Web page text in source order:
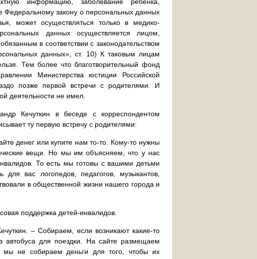
Федеральному закону о персональных данных
может осуществляться только в медико-
данных осуществляется лицом,
в соответствии с законодательством
данных», ст. 10) К таковым лицам
Тем более что благотворительный фонд
Министерства юстиции Российской
позже первой встречи с родителями. И
деятельности не имел.
Кечуткин в беседе с корреспондентом
ту первую встречу с родителями:
денег или купите нам то-то. Кому-то нужны
вещи. Но мы им объясняем, что у нас
То есть мы готовы с вашими детьми
для вас логопедов, педагогов, музыкантов,
в общественной жизни нашего города и
поддержка детей-инвалидов.
– Собираем, если возникают какие-то
автобуса для поездки. На сайте размещаем
не собираем деньги для того, чтобы их